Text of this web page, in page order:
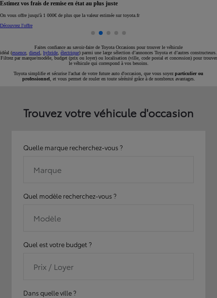
Réservez en ligne votre occasion pour 1€ seulement
Réservez en ligne
Faites confiance au savoir-faire de Toyota Occasions pour trouver le véhicule
idéal (essence diesel hybride électrique) parmi une large sélection d’annonces Toyota et d’autres constructeurs.
Filtrez par marque/modèle, budget (prix ou loyer) ou localisation (ville, code postal et concession) pour trouver
le véhicule qui correspond à vos besoins.
Toyota simplifie et sécurise l'achat de votre future auto d'occasion, que vous soyez particulier ou
professionnel , et vous permet de rouler en toute sérénité grâce à de nombreux avantages.
Trouvez votre véhicule d'occasion
Quelle marque recherchez-vous ?
Marque
Quel modèle recherchez-vous ?
Modèle
Quel est votre budget ?
Prix / Loyer
Dans quelle ville ?